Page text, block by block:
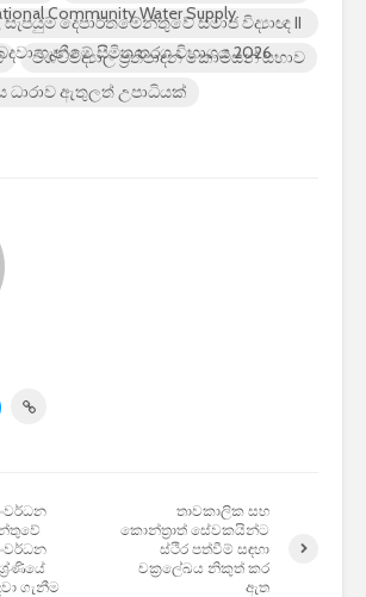
Community Water Supply
සැපයුම් දෙපාර්තමේන්තුවේ සමාජ විද්‍යාඥ II
ගැනීමේ සීමිත තරග විභාගය 2026
විශ්වවිද්‍යාල ප්‍රතිපාදන කොමිසන් සභාව
ධාරාව ඇතුලත් උපාධියක්
ගැනීම
තාවකාලික සහ
කොන්ත්‍රාත් සේවකයින්ට
ස්ථිර පත්වීම් සඳහා
චක්‍රලේඛය නිකුත් කර
ඇත